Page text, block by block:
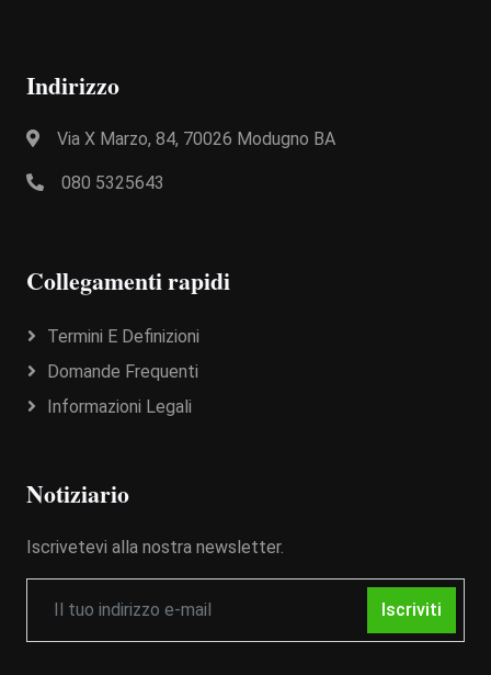
Indirizzo
Via X Marzo, 84, 70026 Modugno BA
080 5325643
Collegamenti rapidi
Termini E Definizioni
Domande Frequenti
Informazioni Legali
Notiziario
Iscrivetevi alla nostra newsletter.
Iscriviti